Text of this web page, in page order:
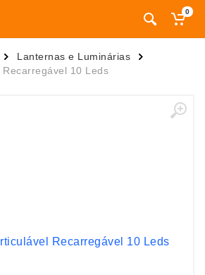
0
Lanternas e Luminárias
10 Leds